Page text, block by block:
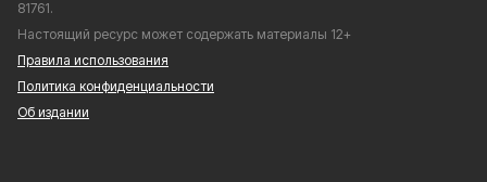
81761.
Настоящий ресурс может содержать материалы 12+
Правила использования
Политика конфиденциальности
Об издании